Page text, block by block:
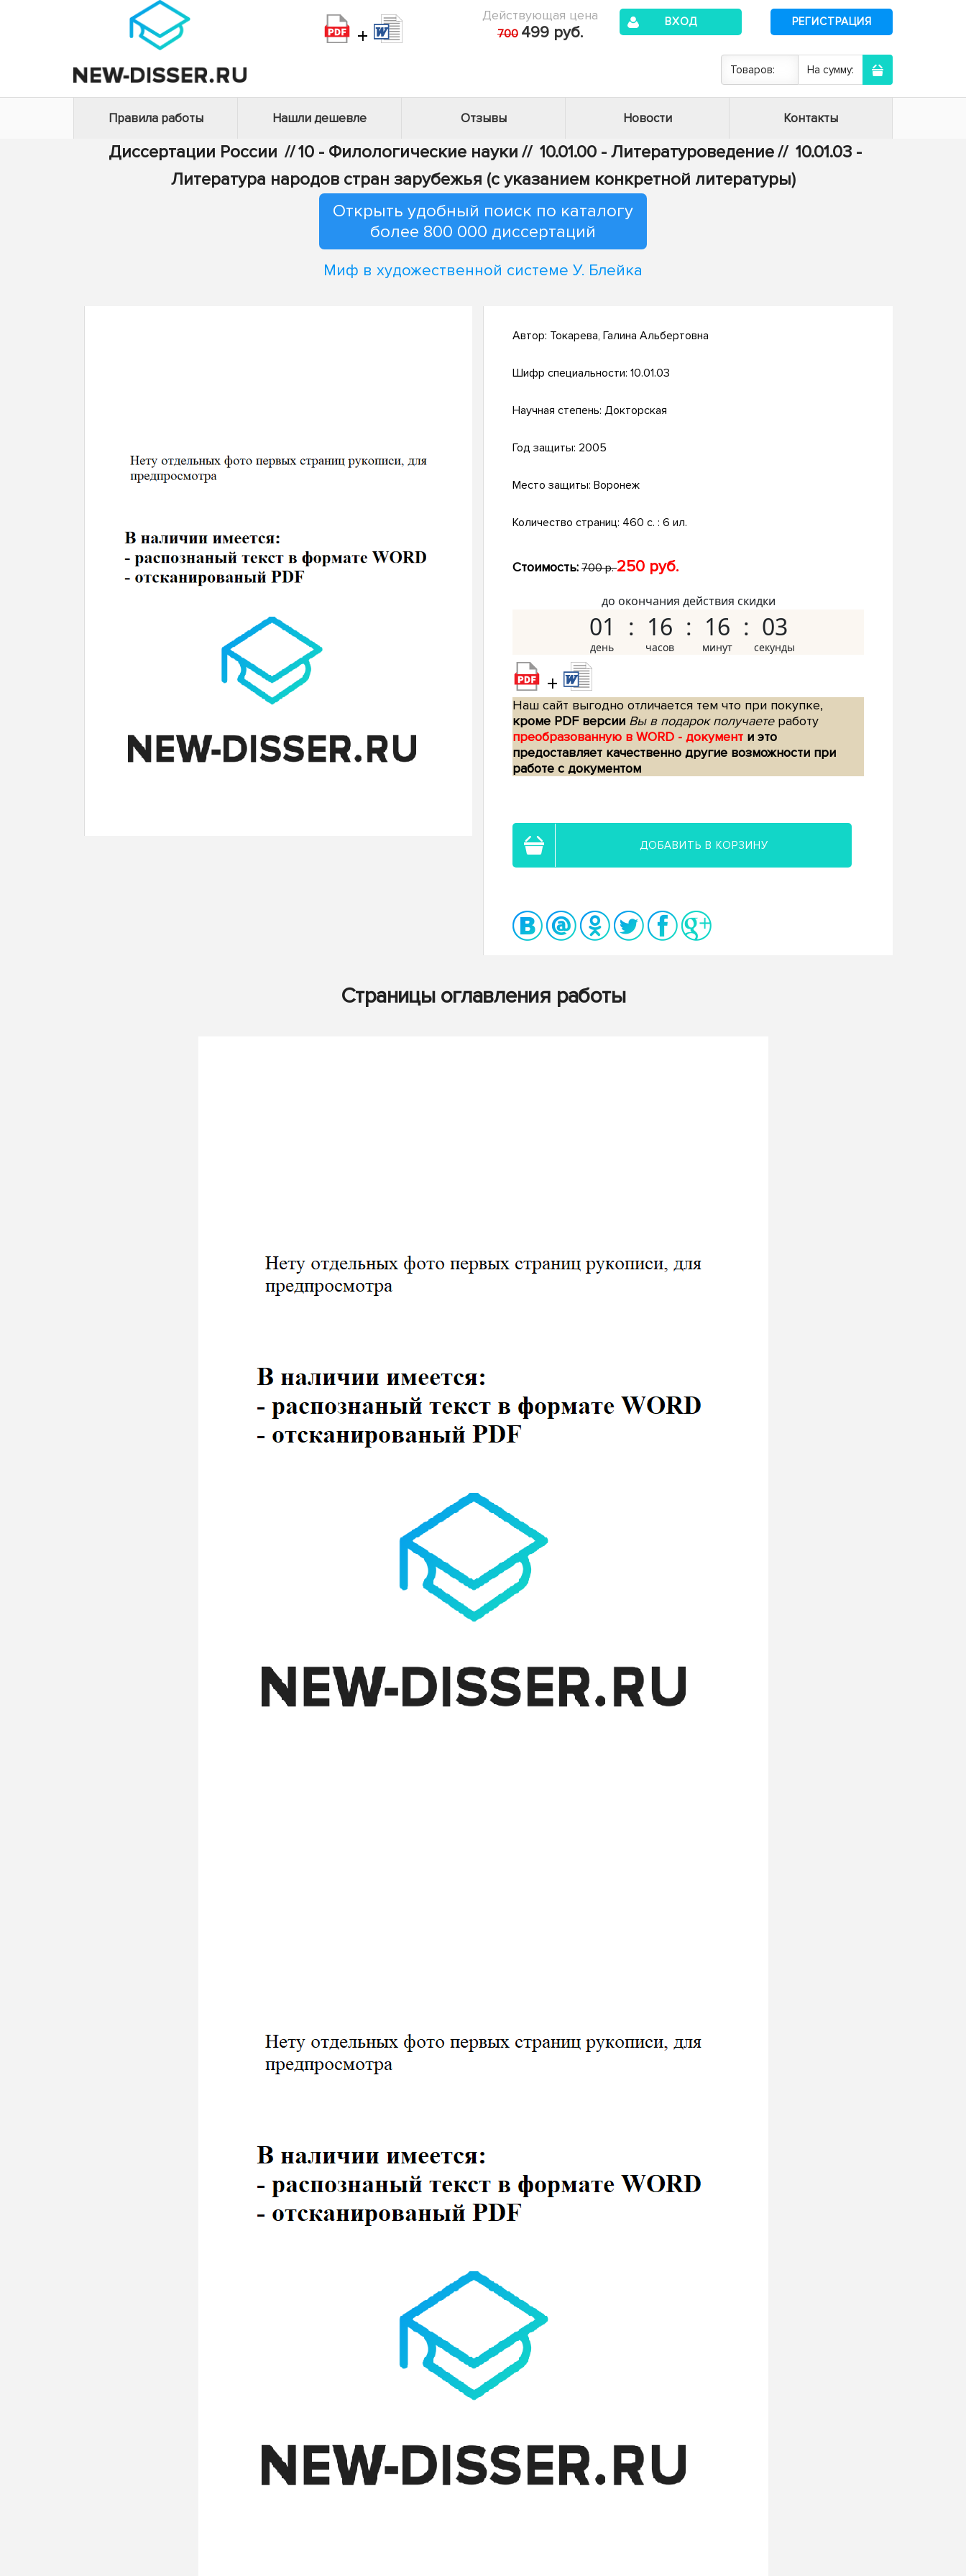
+
Действующая цена
700 499 руб.
ВХОД РЕГИСТРАЦИЯ
Товаров: На сумму:
Правила работы Нашли дешевле Отзывы Новости Контакты
Диссертации России //10 - Филологические науки // 10.01.00 - Литературоведение// 10.01.03 -
Литература народов стран зарубежья (с указанием конкретной литературы)
Открыть удобный поиск по каталогу
более 800 000 диссертаций
Миф в художественной системе У. Блейка
Автор: Токарева, Галина Альбертовна
Шифр специальности: 10.01.03
Научная степень: Докторская
Год защиты: 2005
Место защиты: Воронеж
Количество страниц: 460 с. : 6 ил.
Стоимость: 700 р.250 руб.
до окончания действия скидки
01 16 16 02
+
Наш сайт выгодно отличается тем что при покупке,
кроме PDF версии Вы в подарок получаетеработу
преобразованную в WORD - документ и это
предоставляет качественно другие возможности при
работе с документом
ДОБАВИТЬ В КОРЗИНУ
Страницы оглавления работы